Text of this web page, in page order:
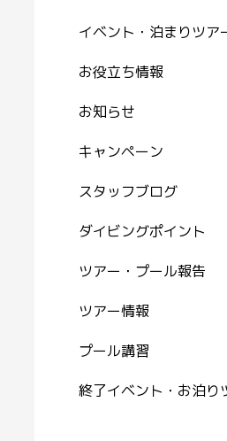
イベント・泊まりツア
お役立ち情報
お知らせ
キャンペーン
スタッフブログ
ダイビングポイント
ツアー・プール報告
ツアー情報
プール講習
終了イベント・お泊り